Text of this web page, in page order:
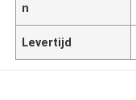
n
Levertijd